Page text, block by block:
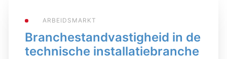
ARBEIDSMARKT
Branchestandvastigheid in de
technische installatiebranche